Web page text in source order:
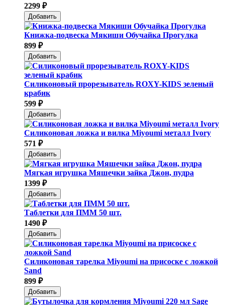
2299 ₽
Добавить
Книжка-подвеска Мякиши Обучайка Прогулка
899 ₽
Добавить
Силиконовый прорезыватель ROXY-KIDS зеленый
крабик
599 ₽
Добавить
Силиконовая ложка и вилка Мiyoumi металл Ivory
571 ₽
Добавить
Мягкая игрушка Мяшечки зайка Джон, пудра
1399 ₽
Добавить
Таблетки для ПММ 50 шт.
1490 ₽
Добавить
Силиконовая тарелка Мiyoumi на присоске с ложкой
Sand
899 ₽
Добавить